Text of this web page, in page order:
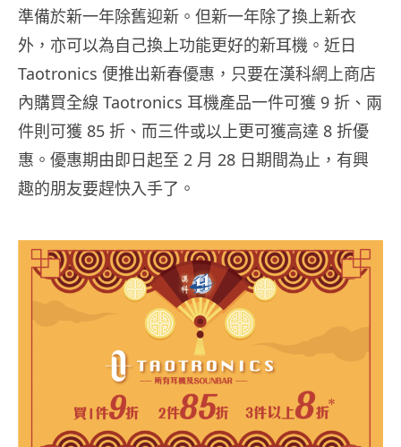
準備於新一年除舊迎新。但新一年除了換上新衣
外，亦可以為自己換上功能更好的新耳機。近日
Taotronics 便推出新春優惠，只要在漢科網上商店
內購買全線 Taotronics 耳機產品一件可獲 9 折、兩
件則可獲 85 折、而三件或以上更可獲高達 8 折優
惠。優惠期由即日起至 2 月 28 日期間為止，有興
趣的朋友要趕快入手了。